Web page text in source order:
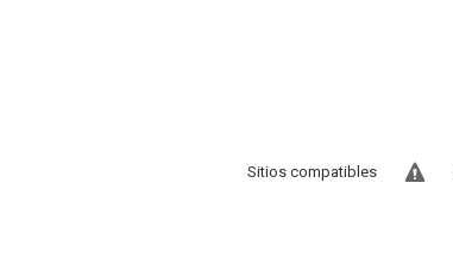
Sitios compatibles